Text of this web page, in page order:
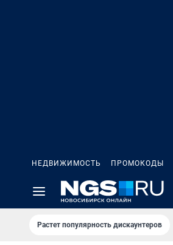
НЕДВИЖИМОСТЬ ПРОМОКОДЫ
Растет популярность дискаунтеров